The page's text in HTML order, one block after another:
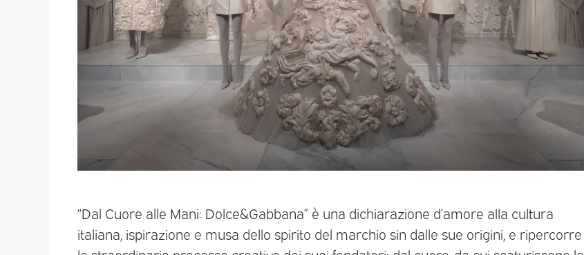
“Dal Cuore alle Mani: Dolce&Gabbana” è una dichiarazione d’amore alla cultura
italiana, ispirazione e musa dello spirito del marchio sin dalle sue origini, e ripercorre